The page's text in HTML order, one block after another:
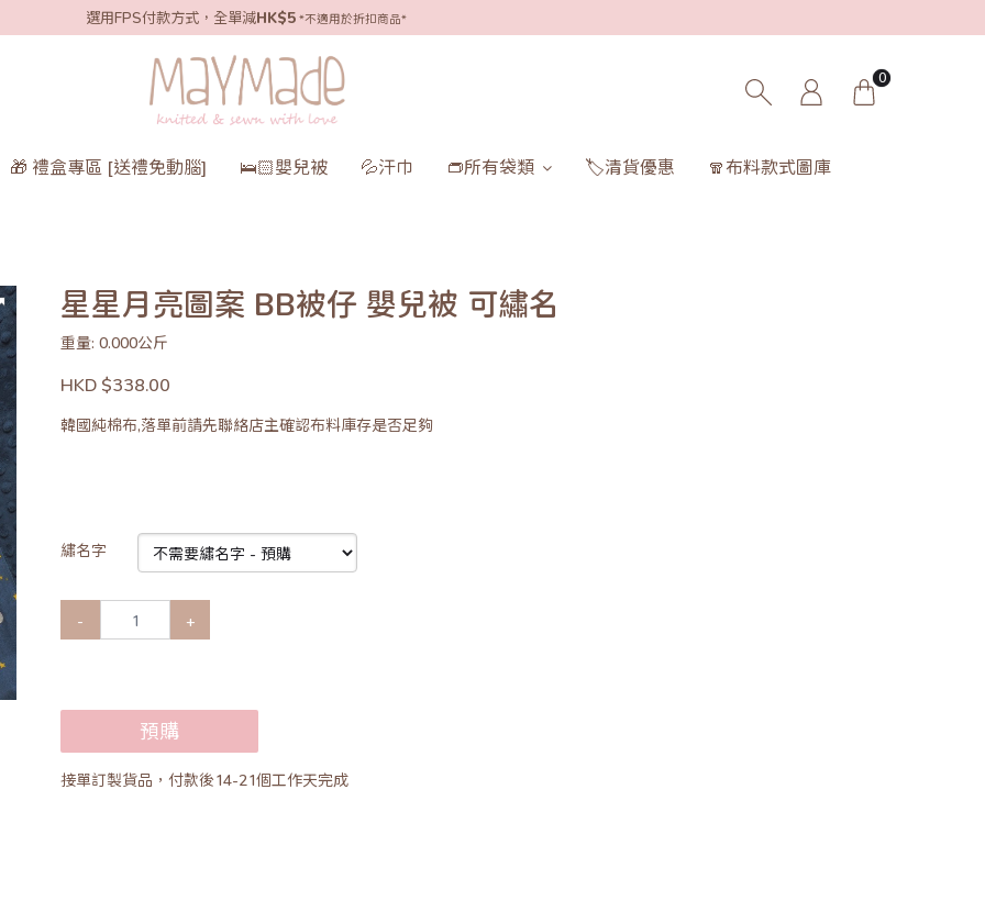
選用FPS付款方式，全單減HK$5 *不適用於折扣商品*
0
🎁 禮盒專區 [送禮免動腦] 🛌🏻嬰兒被 💦汗巾 👝所有袋類 🏷️清貨優惠 🧣布料款式圖庫
星星月亮圖案 BB被仔 嬰兒被 可繡名
重量: 0.000公斤
HKD $338.00
韓國純棉布,落單前請先聯絡店主確認布料庫存是否足夠
繡名字
- +
預購
接單訂製貨品，付款後14-21個工作天完成